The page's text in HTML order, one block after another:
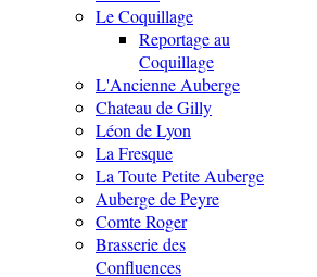
Le Coquillage
Reportage au
Coquillage
L'Ancienne Auberge
Chateau de Gilly
Léon de Lyon
La Fresque
La Toute Petite Auberge
Auberge de Peyre
Comte Roger
Brasserie des
Confluences